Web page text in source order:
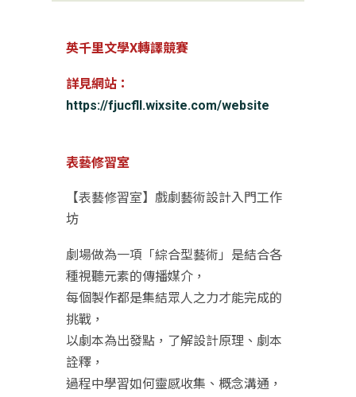
英千里文學X轉譯競賽
詳見網站：
https://fjucfll.wixsite.com/website
表藝修習室
【表藝修習室】戲劇藝術設計入門工作
坊
劇場做為一項「綜合型藝術」是結合各
種視聽元素的傳播媒介，
每個製作都是集結眾人之力才能完成的
挑戰，
以劇本為出發點，了解設計原理、劇本
詮釋，
過程中學習如何靈感收集、概念溝通，